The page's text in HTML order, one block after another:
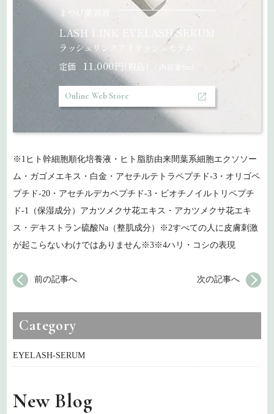
まつげ美容液
LASH LINK EYELASH SERUM
ラッシュリンクアイラッシュセラム
定価 11,000円 (税込)
Online Web Store
※1ヒト幹細胞順化培養液・ヒト脂肪由来間葉系細胞エクソソー
ム・ガゴメエキス・白金・アセチルテトラペプチド-3・オリゴペ
プチド-20・アセチルデカペプチド-3・ビオチノイルトリペプチ
ド-1（保湿成分）アカツメクサ花エキス・アカツメクサ花エキ
ス・デキストラン硫酸Na（整肌成分）※2すべての人に皮膚刺激
が起こらないわけではありません※3※4ハリ・コシの表現
前の記事へ 次の記事へ
Category
EYELASH-SERUM
New Blog